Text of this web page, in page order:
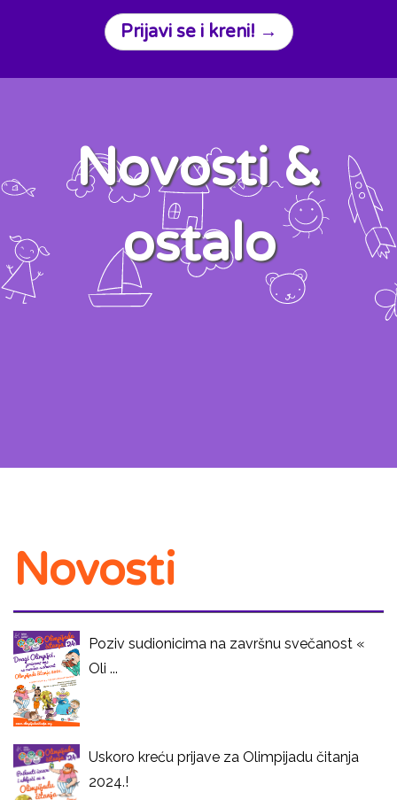
Prijavi se i kreni! →
Novosti &
ostalo
Novosti
Poziv sudionicima na završnu svečanost «
Oli ...
Uskoro kreću prijave za Olimpijadu čitanja
2024.!